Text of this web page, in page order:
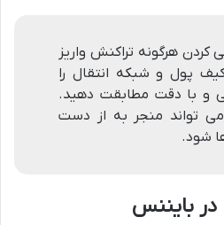
کردن هرگونه تراکنش واریز
پول و شبکه انتقال را
و با دقت مطابقت دهید.
تواند منجر به از دست
شود.
بایننس